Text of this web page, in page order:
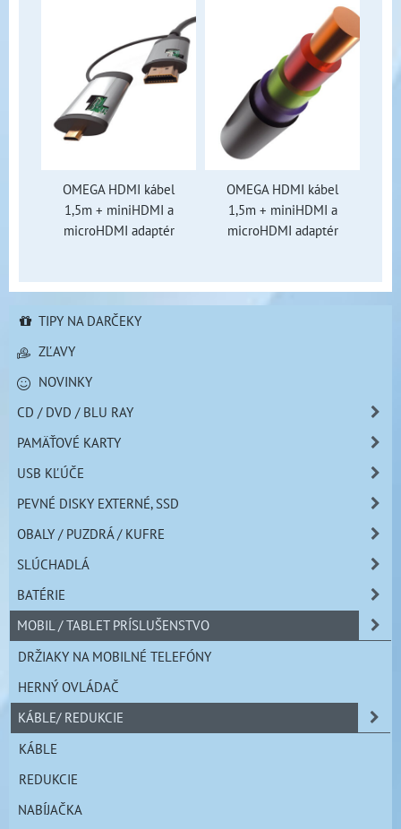
OMEGA HDMI kábel
1,5m + miniHDMI a
microHDMI adaptér
OMEGA HDMI kábel
1,5m + miniHDMI a
microHDMI adaptér
TIPY NA DARČEKY
ZĽAVY
NOVINKY
CD / DVD / BLU RAY
PAMÄŤOVÉ KARTY
USB KĽÚČE
PEVNÉ DISKY EXTERNÉ, SSD
OBALY / PUZDRÁ / KUFRE
SLÚCHADLÁ
BATÉRIE
MOBIL / TABLET PRÍSLUŠENSTVO
DRŽIAKY NA MOBILNÉ TELEFÓNY
HERNÝ OVLÁDAČ
KÁBLE/ REDUKCIE
KÁBLE
REDUKCIE
NABÍJAČKA